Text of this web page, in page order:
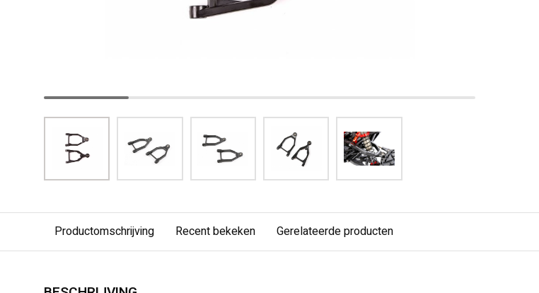
Productomschrijving Recent bekeken Gerelateerde producten